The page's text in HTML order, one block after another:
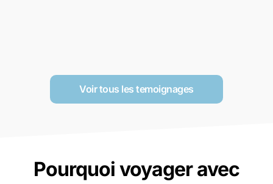
Voir tous les temoignages
Pourquoi voyager avec